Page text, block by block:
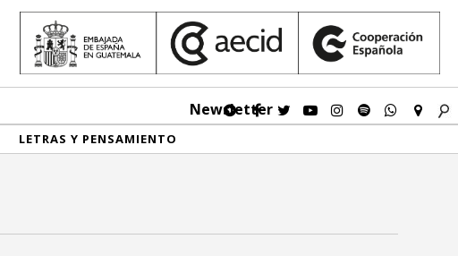
Newsletter
LETRAS Y PENSAMIENTO